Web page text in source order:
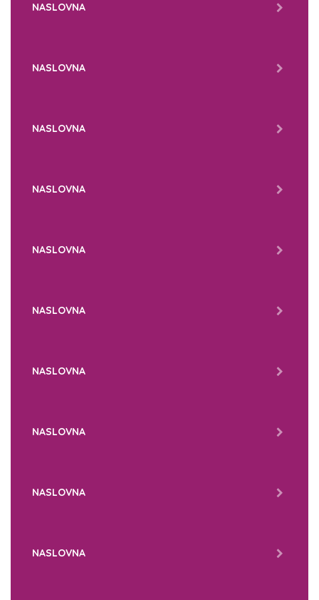
NASLOVNA
NASLOVNA
NASLOVNA
NASLOVNA
NASLOVNA
NASLOVNA
NASLOVNA
NASLOVNA
NASLOVNA
NASLOVNA